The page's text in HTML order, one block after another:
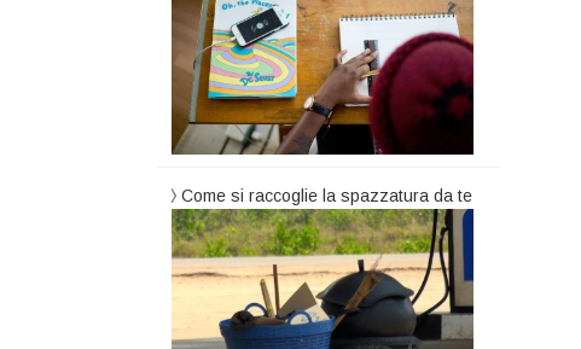
Come si raccoglie la spazzatura da te